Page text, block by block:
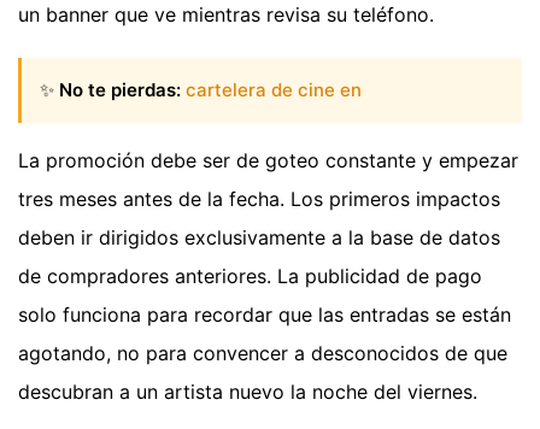
un banner que ve mientras revisa su teléfono.
✨ No te pierdas: cartelera de cine en
La promoción debe ser de goteo constante y empezar
tres meses antes de la fecha. Los primeros impactos
deben ir dirigidos exclusivamente a la base de datos
de compradores anteriores. La publicidad de pago
solo funciona para recordar que las entradas se están
agotando, no para convencer a desconocidos de que
descubran a un artista nuevo la noche del viernes.